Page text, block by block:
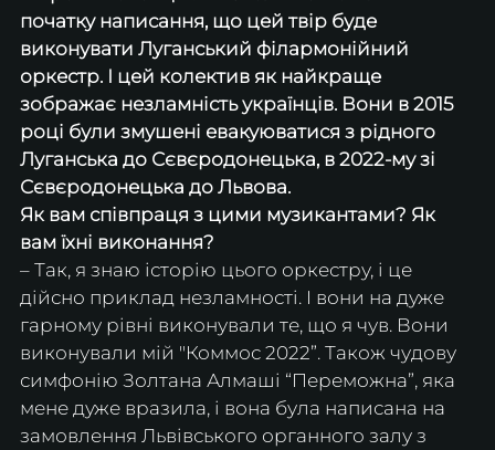
початку написання, що цей твір буде
виконувати Луганський філармонійний
оркестр. І цей колектив як найкраще
зображає незламність українців. Вони в 2015
році були змушені евакуюватися з рідного
Луганська до Сєвєродонецька, в 2022-му зі
Сєвєродонецька до Львова.
Як вам співпраця з цими музикантами? Як
вам їхні виконання?
– Так, я знаю історію цього оркестру, і це
дійсно приклад незламності. І вони на дуже
гарному рівні виконували те, що я чув. Вони
виконували мій "Коммос 2022”. Також чудову
симфонію Золтана Алмаші “Переможна”, яка
мене дуже вразила, і вона була написана на
замовлення Львівського органного залу з